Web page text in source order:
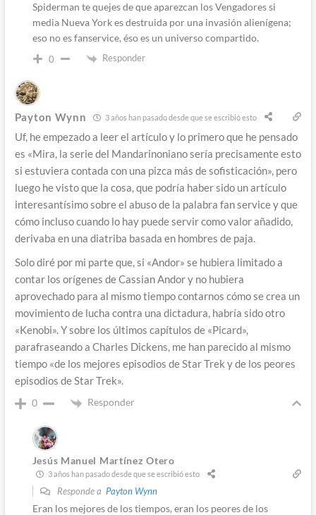
Spiderman te quejes de que aparezcan los Vengadores si
media Nueva York es destruida por una invasión alienígena;
eso no es fanservice, éso es un universo compartido.
0 Responder
Payton Wynn 3 años han pasado desde que se escribió esto
Uf, he empezado a leer el artículo y lo primero que he pensado
es «Mira, la serie del Mandarinoniano sería precisamente esto
si estuviera contada con una pizca más de sofisticación», pero
luego he visto que la cosa, que podría haber sido un artículo
interesantísimo sobre el abuso de la palabra fan service y que
cómo incluso cuando lo hay puede servir como valor añadido,
derivaba en una diatriba basada en hombres de paja.
Solo diré por mi parte que, si «Andor» se hubiera limitado a
contar los orígenes de Cassian Andor y no hubiera
aprovechado para al mismo tiempo contarnos cómo se crea un
movimiento de lucha contra una dictadura, habría sido otro
«Kenobi». Y sobre los últimos capítulos de «Picard»,
parafraseando a Charles Dickens, me han parecido al mismo
tiempo «de los mejores episodios de Star Trek y de los peores
episodios de Star Trek».
0 Responder
Jesús Manuel Martínez Otero
3 años han pasado desde que se escribió esto
Responde a Payton Wynn
Eran los mejores de los tiempos, eran los peores de los